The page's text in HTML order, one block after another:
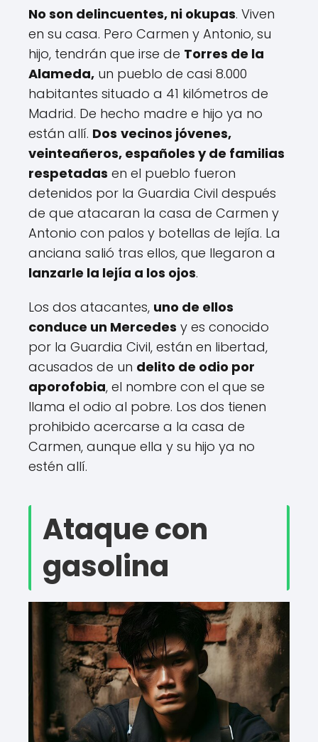
No son delincuentes, ni okupas. Viven
en su casa. Pero Carmen y Antonio, su
hijo, tendrán que irse de Torres de la
Alameda, un pueblo de casi 8.000
habitantes situado a 41 kilómetros de
Madrid. De hecho madre e hijo ya no
están allí. Dos vecinos jóvenes,
veinteañeros, españoles y de familias
respetadas en el pueblo fueron
detenidos por la Guardia Civil después
de que atacaran la casa de Carmen y
Antonio con palos y botellas de lejía. La
anciana salió tras ellos, que llegaron a
lanzarle la lejía a los ojos.
Los dos atacantes, uno de ellos
conduce un Mercedes y es conocido
por la Guardia Civil, están en libertad,
acusados de un delito de odio por
aporofobia, el nombre con el que se
llama el odio al pobre. Los dos tienen
prohibido acercarse a la casa de
Carmen, aunque ella y su hijo ya no
estén allí.
Ataque con
gasolina